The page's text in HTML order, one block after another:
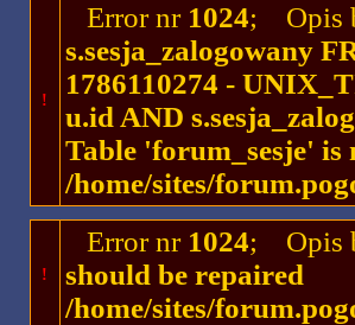
!
Error nr 1024; Opis
s.sesja_zalogowany
1786110274 -
u.id AND
Table 'forum_sesje' is
/home/sites/
!
Error nr 1024; Opis
should be repaired
/home/sites/